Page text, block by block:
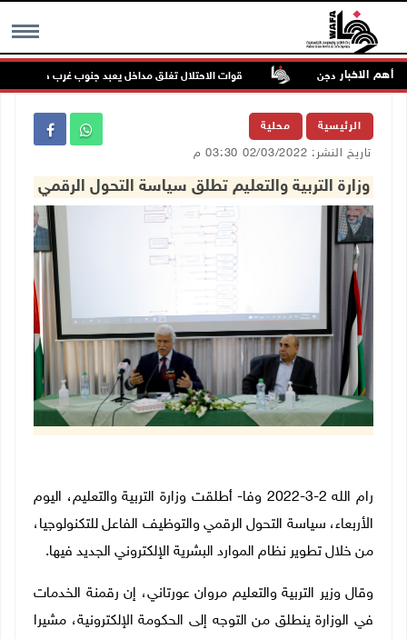
MENU أهم الاخبار
في بيت دجن قوات الاحتلال تغلق مداخل يعبد جنوب غرب جنين
الرئيسية محلية
تاريخ النشر: 02/03/2022 03:30 م
وزارة التربية والتعليم تطلق سياسة التحول الرقمي
رام الله 2-3-2022 وفا- أطلقت وزارة التربية والتعليم، اليوم
الأربعاء، سياسة التحول الرقمي والتوظيف الفاعل للتكنولوجيا،
من خلال تطوير نظام الموارد البشرية الإلكتروني الجديد فيها.
وقال وزير التربية والتعليم مروان عورتاني، إن رقمنة الخدمات
في الوزارة ينطلق من التوجه إلى الحكومة الإلكترونية، مشيرا